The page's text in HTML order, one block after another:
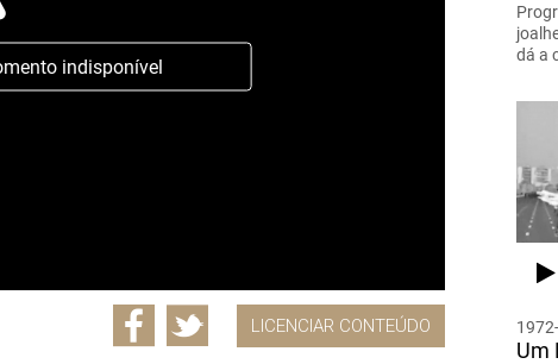
indisponível
LICENCIAR CONTEÚDO
dá a
Um